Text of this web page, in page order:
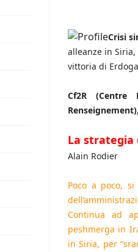
Crisi
alleanze in
vittoria di
Cf2R (Centre
La strategia
Alain Rodier
Poco a poco,
Continua ad
peshmerga in
in Siria, per